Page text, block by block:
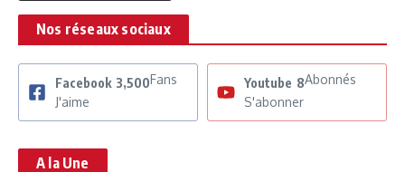
Nos réseaux sociaux
Facebook 3,500Fans
J'aime
Youtube 8Abonnés
S'abonner
A la Une